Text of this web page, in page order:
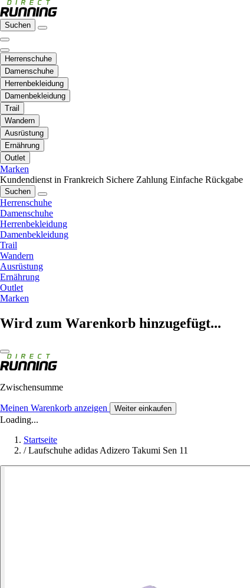
Suchen
Herrenschuhe
Damenschuhe
Herrenbekleidung
Damenbekleidung
Trail
Wandern
Ausrüstung
Ernährung
Outlet
Marken
Kundendienst in Frankreich Sichere Zahlung Einfache Rückgabe
Suchen
Herrenschuhe
Damenschuhe
Herrenbekleidung
Damenbekleidung
Trail
Wandern
Ausrüstung
Ernährung
Outlet
Marken
Wird zum Warenkorb hinzugefügt...
Zwischensumme
Meinen Warenkorb anzeigen Weiter einkaufen
Loading...
Startseite
/ Laufschuhe adidas Adizero Takumi Sen 11